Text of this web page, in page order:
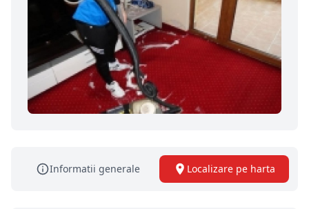
Informatii generale Localizare pe harta